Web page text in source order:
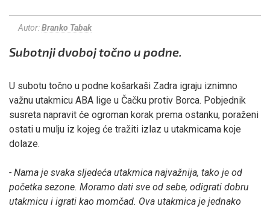
Autor:Branko Tabak
Subotnji dvoboj točno u podne.
U subotu točno u podne košarkaši Zadra igraju iznimno
važnu utakmicu ABA lige u Čačku protiv Borca. Pobjednik
susreta napravit će ogroman korak prema ostanku, poraženi
ostati u mulju iz kojeg će tražiti izlaz u utakmicama koje
dolaze.
- Nama je svaka sljedeća utakmica najvažnija, tako je od
početka sezone. Moramo dati sve od sebe, odigrati dobru
utakmicu i igrati kao momčad. Ova utakmica je jednako